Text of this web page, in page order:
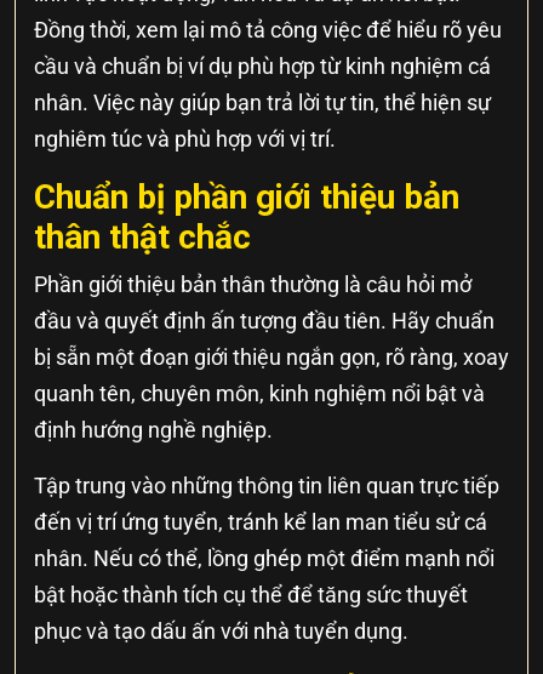
Đồng thời, xem lại mô tả công việc để hiểu rõ yêu
cầu và chuẩn bị ví dụ phù hợp từ kinh nghiệm cá
nhân. Việc này giúp bạn trả lời tự tin, thể hiện sự
nghiêm túc và phù hợp với vị trí.
Chuẩn bị phần giới thiệu bản
thân thật chắc
Phần giới thiệu bản thân thường là câu hỏi mở
đầu và quyết định ấn tượng đầu tiên. Hãy chuẩn
bị sẵn một đoạn giới thiệu ngắn gọn, rõ ràng, xoay
quanh tên, chuyên môn, kinh nghiệm nổi bật và
định hướng nghề nghiệp.
Tập trung vào những thông tin liên quan trực tiếp
đến vị trí ứng tuyển, tránh kể lan man tiểu sử cá
nhân. Nếu có thể, lồng ghép một điểm mạnh nổi
bật hoặc thành tích cụ thể để tăng sức thuyết
phục và tạo dấu ấn với nhà tuyển dụng.